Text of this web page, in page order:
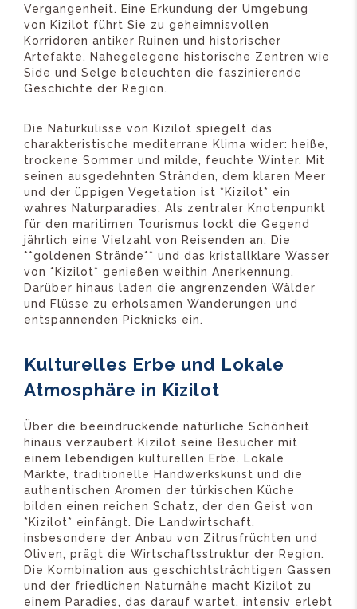
Vergangenheit. Eine Erkundung der Umgebung
von Kizilot führt Sie zu geheimnisvollen
Korridoren antiker Ruinen und historischer
Artefakte. Nahegelegene historische Zentren wie
Side und Selge beleuchten die faszinierende
Geschichte der Region.
Die Naturkulisse von Kizilot spiegelt das
charakteristische mediterrane Klima wider: heiße,
trockene Sommer und milde, feuchte Winter. Mit
seinen ausgedehnten Stränden, dem klaren Meer
und der üppigen Vegetation ist *Kizilot* ein
wahres Naturparadies. Als zentraler Knotenpunkt
für den maritimen Tourismus lockt die Gegend
jährlich eine Vielzahl von Reisenden an. Die
**goldenen Strände** und das kristallklare Wasser
von *Kizilot* genießen weithin Anerkennung.
Darüber hinaus laden die angrenzenden Wälder
und Flüsse zu erholsamen Wanderungen und
entspannenden Picknicks ein.
Kulturelles Erbe und Lokale
Atmosphäre in Kizilot
Über die beeindruckende natürliche Schönheit
hinaus verzaubert Kizilot seine Besucher mit
einem lebendigen kulturellen Erbe. Lokale
Märkte, traditionelle Handwerkskunst und die
authentischen Aromen der türkischen Küche
bilden einen reichen Schatz, der den Geist von
*Kizilot* einfängt. Die Landwirtschaft,
insbesondere der Anbau von Zitrusfrüchten und
Oliven, prägt die Wirtschaftsstruktur der Region.
Die Kombination aus geschichtsträchtigen Gassen
und der friedlichen Naturnähe macht Kizilot zu
einem Paradies, das darauf wartet, intensiv erlebt